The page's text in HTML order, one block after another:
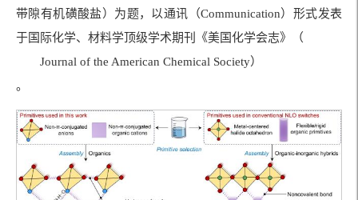
带隙有机磺酸盐）为题，以通讯（Communication）形式发表
于国际化学、材料学顶级学术期刊《美国化学会志》（
Journal of the American Chemical Society）
。